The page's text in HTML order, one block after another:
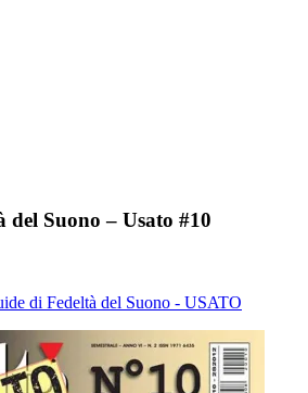
del Suono – Usato #10
di Fedeltà del Suono - USATO